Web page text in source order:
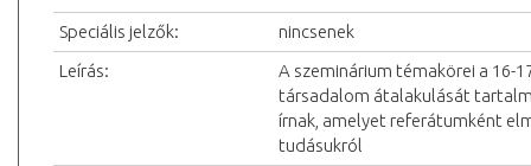
Speciális jelzők:
nincsenek
Leírás:
A szeminárium témakörei a 16-
társadalom átalakulását
írnak, amelyet referátumként
tudásukról